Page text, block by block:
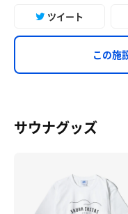
ツイート
この施
サウナグッズ